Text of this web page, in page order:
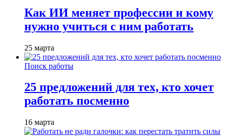
Как ИИ меняет профессии и кому
нужно учиться с ним работать
25 марта
Поиск работы
25 предложений для тех, кто хочет
работать посменно
16 марта